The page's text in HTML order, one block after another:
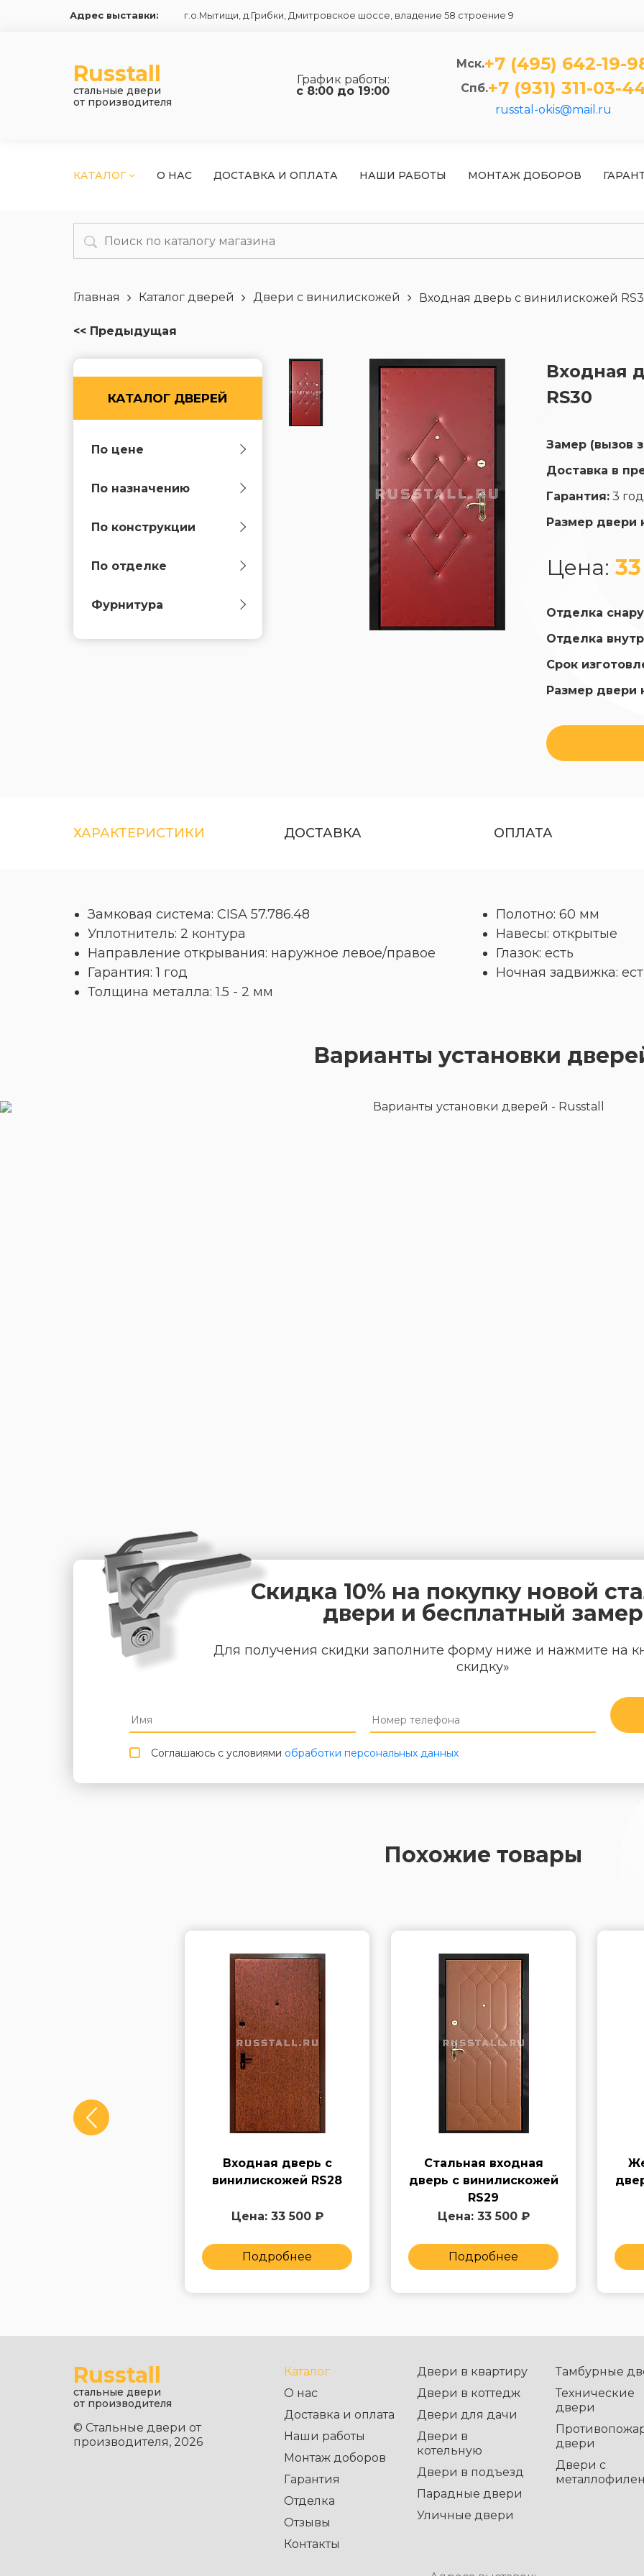
Адрес выставки: г.о.Мытищи, д.Грибки, Дмитровское шоссе, владение 58 строение 9
Russtall
стальные двери
от производителя
График работы:
с 8:00 до 19:00
Мск.+7 (495) 642-19-
Спб.+7 (931) 311-03-
russtal-okis@mail.ru
КАТАЛОГ О НАС ДОСТАВКА И ОПЛАТА НАШИ РАБОТЫ МОНТАЖ ДОБОРОВ
Главная Каталог дверей Двери с винилискожей Входная дверь с винилискожей
<< Предыдущая
КАТАЛОГ ДВЕРЕЙ
По цене
По назначению
По конструкции
По отделке
Фурнитура
Входная
RS30
Замер (вызов
Доставка в
Гарантия: 3
Размер двери
Цена:
Отделка
Отделка
Срок
Размер двери
ХАРАКТЕРИСТИКИ ДОСТАВКА ОПЛАТА
Замковая система: CISA 57.786.48
Уплотнитель: 2 контура
Направление открывания: наружное левое/правое
Гарантия: 1 год
Толщина металла: 1.5 - 2 мм
Полотно: 60 мм
Навесы: открытые
Глазок: есть
Ночная задвижка:
Варианты установки
Скидка 10% на покупку новой
двери и бесплатный замер
Для получения скидки заполните форму ниже и нажмите на
скидку»
Соглашаюсь с условиями обработки персональных данных
Похожие товары
Входная дверь с
винилискожей RS28
Цена: 33 500 ₽
Подробнее
Стальная входная
дверь с винилискожей
RS29
Цена: 33 500 ₽
Подробнее
Russtall
стальные двери
от производителя
© Стальные двери от
производителя, 2026
Каталог
О нас
Доставка и оплата
Наши работы
Монтаж доборов
Гарантия
Отделка
Отзывы
Контакты
Двери в квартиру
Двери в коттедж
Двери для дачи
Двери в
котельную
Двери в подъезд
Парадные двери
Уличные двери
Тамбурные
Технические
двери
двери
Двери с